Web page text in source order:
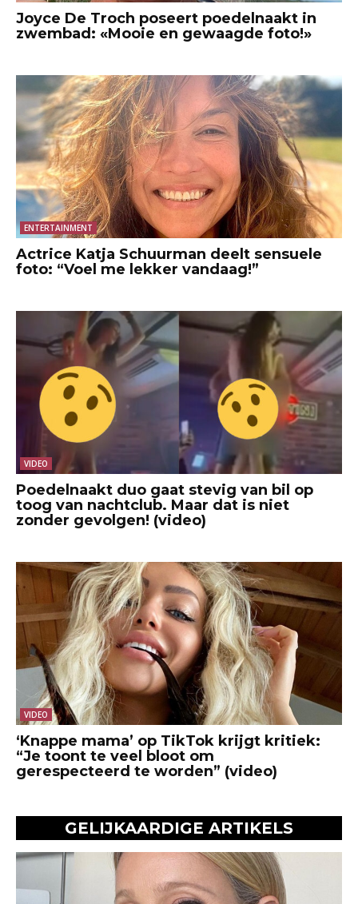
Joyce De Troch poseert poedelnaakt in
zwembad: «Mooie en gewaagde foto!»
ENTERTAINMENT
Actrice Katja Schuurman deelt sensuele
foto: “Voel me lekker vandaag!”
VIDEO
Poedelnaakt duo gaat stevig van bil op
toog van nachtclub. Maar dat is niet
zonder gevolgen! (video)
VIDEO
‘Knappe mama’ op TikTok krijgt kritiek:
“Je toont te veel bloot om
gerespecteerd te worden” (video)
GELIJKAARDIGE ARTIKELS